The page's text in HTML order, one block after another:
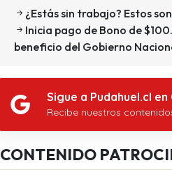
¿Estás sin trabajo? Estos
Inicia pago de Bono de
beneficio del Gobierno
Sigue a Pudahuel.cl
Recibe nuestros
CONTENIDO